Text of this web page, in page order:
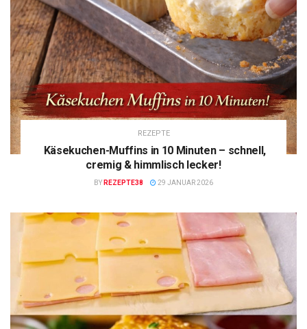
REZEPTE
Käsekuchen-Muffins in 10 Minuten – schnell,
cremig & himmlisch lecker!
BY REZEPTE38 29 JANUAR 2026